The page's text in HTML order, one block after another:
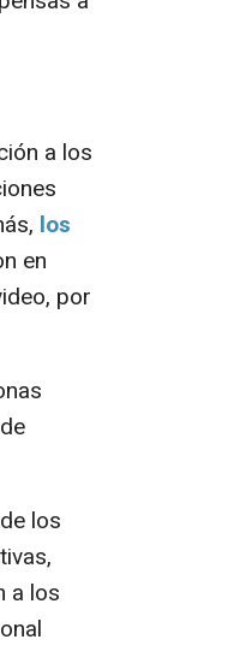
a los
los
en
por
los
a los